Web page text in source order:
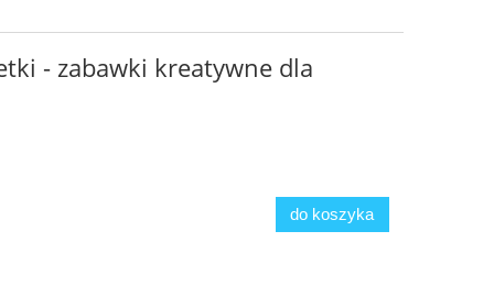
- zabawki kreatywne dla
do koszyka